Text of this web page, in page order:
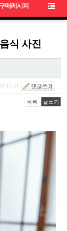
구매레시피
식 사진
목록 글쓰기